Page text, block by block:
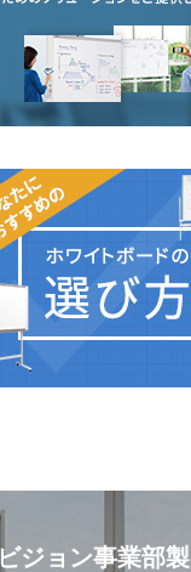
ビジョン事業部